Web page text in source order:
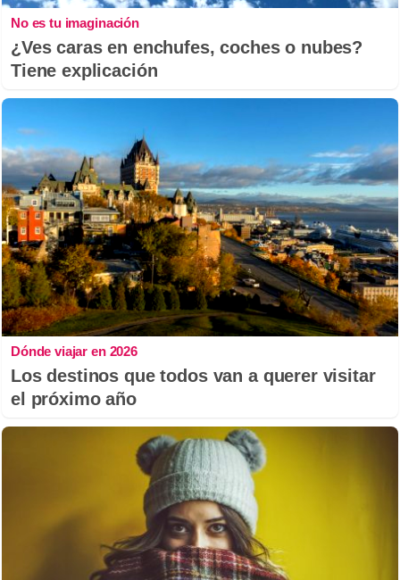
No es tu imaginación
¿Ves caras en enchufes, coches o nubes?
Tiene explicación
Dónde viajar en 2026
Los destinos que todos van a querer visitar
el próximo año